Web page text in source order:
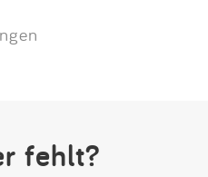
fehlt?